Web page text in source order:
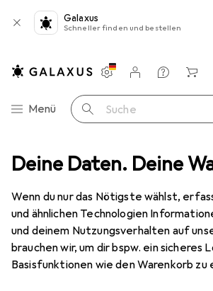
Deine Daten. Deine
Wenn du nur das Nötigste wählst,
und ähnlichen Technologien
und deinem Nutzungsverhalten auf
brauchen wir, um dir bspw. ein sicheres
Basisfunktionen wie den Warenkorb zu
Galaxus
Schneller finden und bestellen
Navigation nach Kategorien
Menü Suche
Einstellungen
Kundenkonto
Vergleichslisten
Merklisten
Warenkorb
Widerlich - Der Geburtstagsbesuch
EUR
8,90
Die kleine Spinne
Geburtstagsbesuch
Deutsch, Diana Amft,